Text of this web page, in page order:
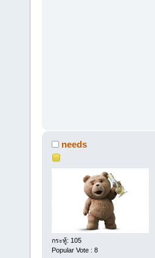
needs
กระทู้: 105
Popular Vote : 8